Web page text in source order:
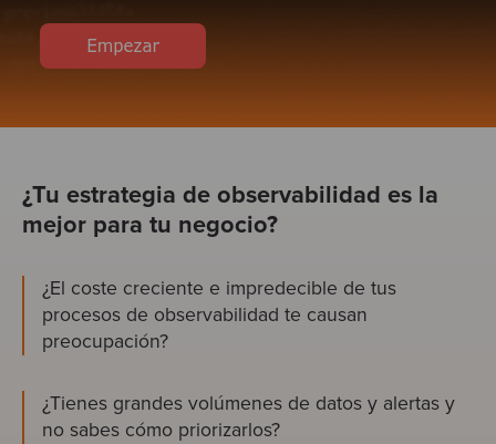
¿Tu estrategia de observabilidad es la
mejor para tu negocio?
¿El coste creciente e impredecible de tus
procesos de observabilidad te causan
preocupación?
¿Tienes grandes volúmenes de datos y alertas y
no sabes cómo priorizarlos?